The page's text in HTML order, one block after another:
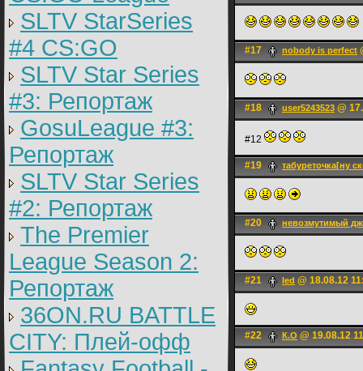
SLTV StarSeries
#4 CS:GO
SLTV Star Series
#3: Репортаж
GosuLeague #3:
Репортаж
SLTV Star Series
#2: Репортаж
The Premier
League Season 2:
Репортаж
36ON.RU BATTLE
CITY: Плей-офф
#17 nobody is perfect
#18 user5243523 @
#12
#19 табуреточка[ну
#20 невозмутимый
#21 led @ 18.08.12
#22 К.О @ 19.08.12